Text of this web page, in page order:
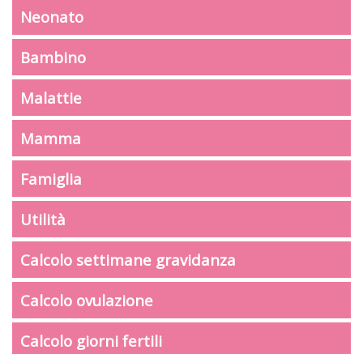
Neonato
Bambino
Malattie
Mamma
Famiglia
Utilità
Calcolo settimane gravidanza
Calcolo ovulazione
Calcolo giorni fertili